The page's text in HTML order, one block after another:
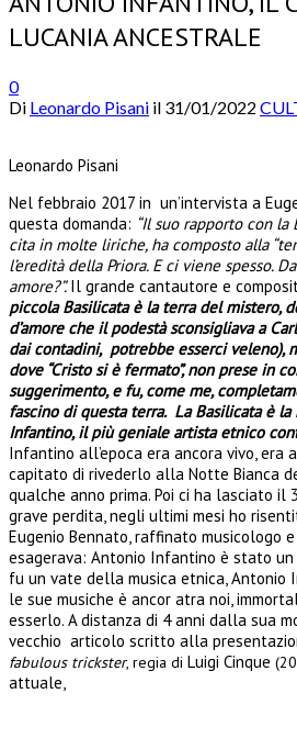
LUCANIA ANCESTRALE
0
Di Leonardo Pisani il 31/01/2022
Leonardo Pisani
Nel febbraio 2017 in un’intervista a
questa domanda: “Il suo rapporto con
cita in molte liriche, ha composto alla
l’eredità della Priora. E ci viene spesso.
amore?”.Il grande cantautore e
piccola Basilicata è la terra del mistero,
d’amore che il podestà sconsigliava a
dai contadini, potrebbe esserci veleno),
dove “Cristo si è fermato”, non prese in
suggerimento, e fu, come me,
fascino di questa terra. La Basilicata è
Infantino, il più geniale artista etnico
Infantino all’epoca era ancora vivo, era
capitato di rivederlo alla Notte Bianca
qualche anno prima. Poi ci ha lasciato il
grave perdita, negli ultimi mesi ho
Eugenio Bennato, raffinato musicologo
esagerava: Antonio Infantino è stato
fu un vate della musica etnica, Antonio
le sue musiche è ancor atra noi,
esserlo. A distanza di 4 anni dalla sua
vecchio articolo scritto alla
fabulous trickster, regia di Luigi Cinque
attuale,